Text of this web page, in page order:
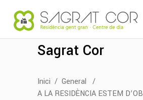
Sagrat Cor
Inici / General
/
A LA RESIDÈNCIA ESTEM